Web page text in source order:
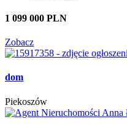
1 099 000 PLN
Zobacz
dom
Piekoszów